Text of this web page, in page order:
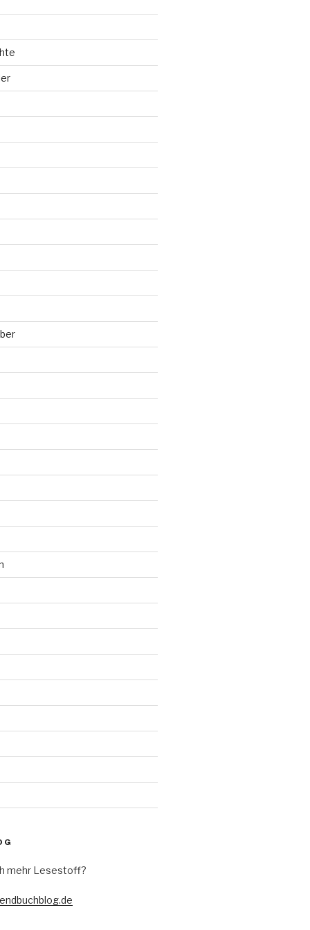
mehr Lesestoff?